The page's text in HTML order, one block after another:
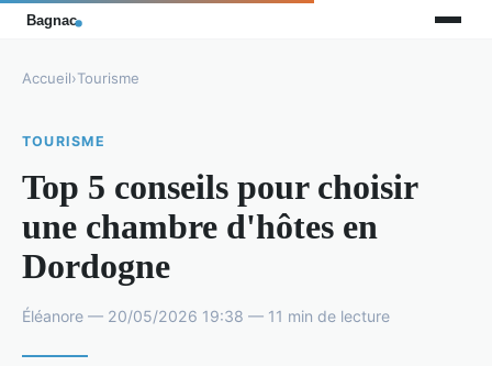
Accueil›Tourisme
TOURISME
Top 5 conseils pour choisir
une chambre d'hôtes en
Dordogne
Éléanore — 20/05/2026 19:38 — 11 min de lecture